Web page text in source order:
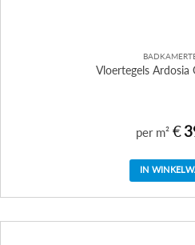
Vloertegels Ardosia
per m² €
IN